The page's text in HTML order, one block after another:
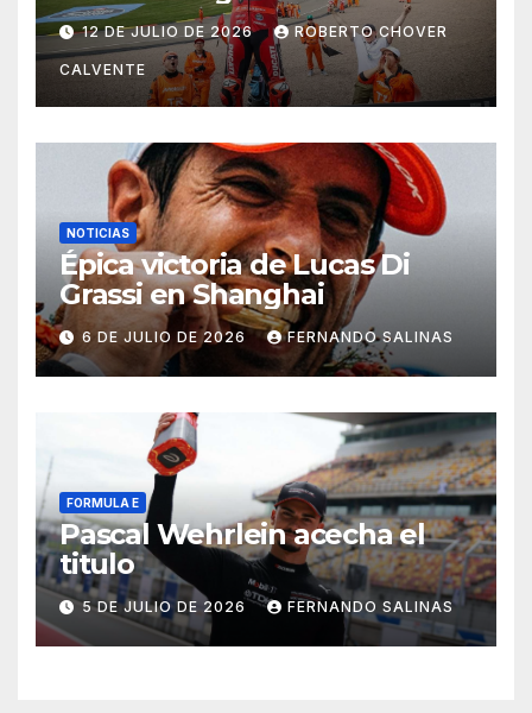
12 DE JULIO DE 2026 ROBERTO CHOVER
CALVENTE
NOTICIAS
Épica victoria de Lucas Di
Grassi en Shanghai
6 DE JULIO DE 2026 FERNANDO SALINAS
FORMULA E
Pascal Wehrlein acecha el
titulo
5 DE JULIO DE 2026 FERNANDO SALINAS